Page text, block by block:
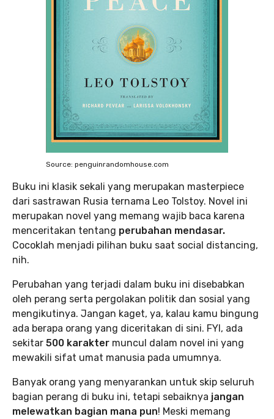
Source: penguinrandomhouse.com
Buku ini klasik sekali yang merupakan masterpiece
dari sastrawan Rusia ternama Leo Tolstoy. Novel ini
merupakan novel yang memang wajib baca karena
menceritakan tentang perubahan mendasar.
Cocoklah menjadi pilihan buku saat social distancing,
nih.
Perubahan yang terjadi dalam buku ini disebabkan
oleh perang serta pergolakan politik dan sosial yang
mengikutinya. Jangan kaget, ya, kalau kamu bingung
ada berapa orang yang diceritakan di sini. FYI, ada
sekitar 500 karakter muncul dalam novel ini yang
mewakili sifat umat manusia pada umumnya.
Banyak orang yang menyarankan untuk skip seluruh
bagian perang di buku ini, tetapi sebaiknya jangan
melewatkan bagian mana pun! Meski memang